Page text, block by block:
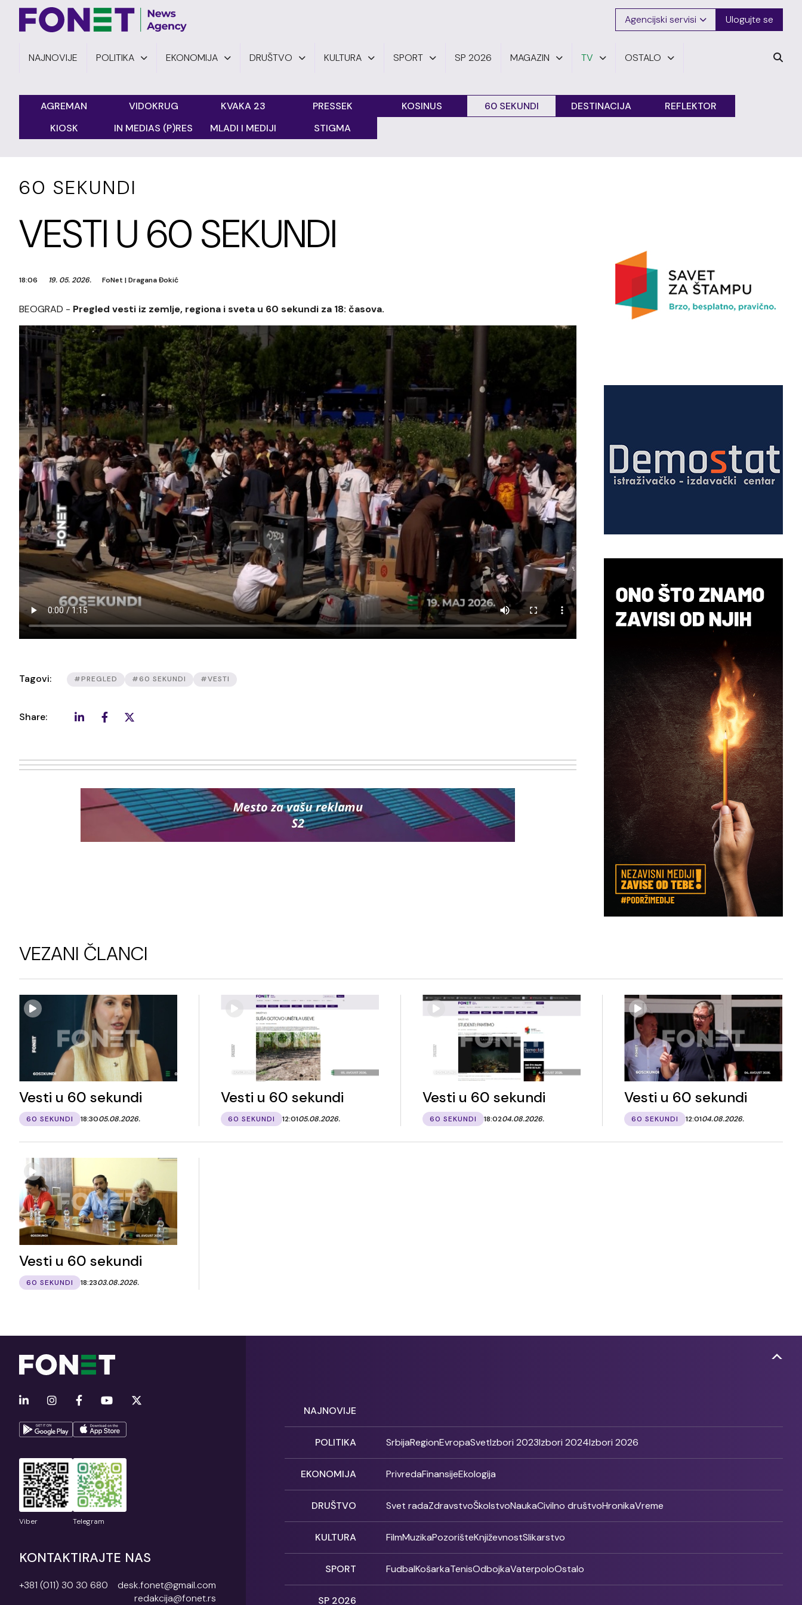
Agencijski servisi Ulogujte se
NAJNOVIJE POLITIKA EKONOMIJA DRUŠTVO KULTURA SPORT SP 2026 MAGAZIN TV OSTALO
AGREMAN VIDOKRUG KVAKA 23 PRESSEK KOSINUS 60 SEKUNDI DESTINACIJA
REFLEKTOR
KIOSK
IN MEDIAS (P)RES MLADI I MEDIJI STIGMA
60 SEKUNDI
VESTI U 60 SEKUNDI
18:06 19. 05. 2026. FoNet |Dragana Đokić
BEOGRAD - Pregled vesti iz zemlje, regiona i sveta u 60 sekundi za 18: časova.
Tagovi: #PREGLED #60 SEKUNDI #VESTI
Share:
VEZANI ČLANCI
Vesti u 60 sekundi
60 SEKUNDI 18:3005.08.2026.
Vesti u 60 sekundi
60 SEKUNDI 12:0105.08.2026.
Vesti u 60 sekundi
60 SEKUNDI 18:0204.08.2026.
Vesti u 60 sekundi
60 SEKUNDI 12:0104.08.2026.
Vesti u 60 sekundi
60 SEKUNDI 18:2303.08.2026.
Viber Telegram
KONTAKTIRAJTE NAS
+381 (011) 30 30 680
desk.fonet@gmail.com
redakcija@fonet.rs
NAJNOVIJE
POLITIKA SrbijaRegionEvropaSvetIzbori 2023Izbori 2024Izbori 2026
EKONOMIJA PrivredaFinansijeEkologija
DRUŠTVO Svet radaZdravstvoŠkolstvoNaukaCivilno društvoHronikaVreme
KULTURA FilmMuzikaPozorišteKnjiževnostSlikarstvo
SPORT FudbalKošarkaTenisOdbojkaVaterpoloOstalo
SP 2026